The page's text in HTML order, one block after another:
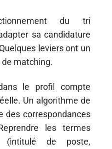
du tri
sa candidature
leviers ont un
matching.
le profil compte
Un algorithme de
des correspondances
les termes
(intitulé de poste,